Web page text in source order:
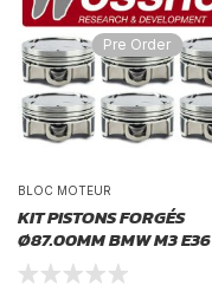
Pre Order
BLOC MOTEUR
KIT PISTONS FORGÉS
Ø87.00MM BMW M3 E36